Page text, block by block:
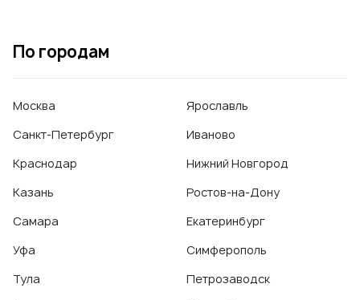
По городам
Москва
Санкт-Петербург
Краснодар
Казань
Самара
Уфа
Тула
Ярославль
Иваново
Нижний Новгород
Ростов-на-Дону
Екатеринбург
Симферополь
Петрозаводск